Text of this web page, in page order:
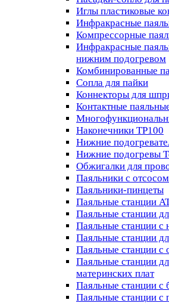
Иглы пластиковые
Инфракрасные
Компрессорные
Инфракрасные
нижним подогревом
Комбинированные
Сопла для пайки
Коннекторы для
Контактные
Наконечники TP100
Нижние
Нижние подогревы
Обжигалки для
Паяльники с
Паяльники-пинцеты
Паяльные станции
Паяльные станции
Паяльные станции
Паяльные станции
Паяльные станции с
Паяльные станции
материнских плат
Паяльные станции с
Паяльные станции с